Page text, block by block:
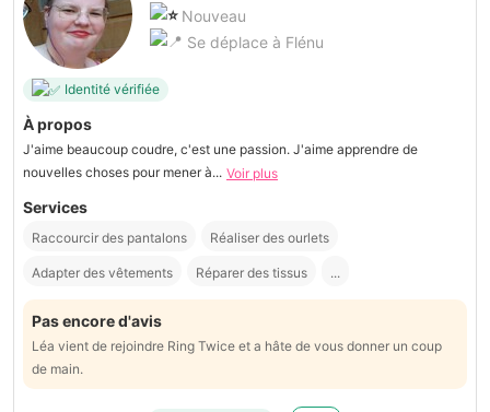
Nouveau
Se déplace à Flénu
Identité vérifiée
À propos
J'aime beaucoup coudre, c'est une passion. J'aime apprendre de
nouvelles choses pour mener à... Voir plus
Services
Raccourcir des pantalons Réaliser des ourlets
Adapter des vêtements Réparer des tissus ...
Pas encore d'avis
Léa vient de rejoindre Ring Twice et a hâte de vous donner un coup
de main.